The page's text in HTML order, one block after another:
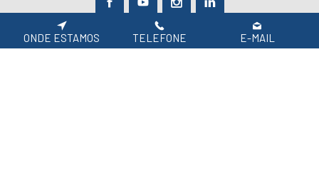
APOIO AO CLIENTE: 219 154 530
(CHAMADA PARA REDE FIXA NACIONAL)
ONDE ESTAMOS TELEFONE E-MAIL